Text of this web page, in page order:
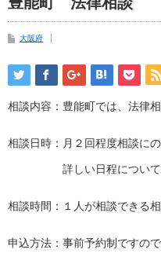
大阪府
相談内容：豊能町では、法律
相談日時：月２回程度相談にの
詳しい日程については
相談時間：１人が相談できる
申込方法：事前予約制ですの